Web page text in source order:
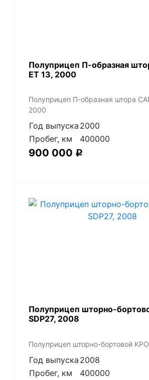
Полуприцеп П-образная
ET 13, 2000
Полуприцеп П-образная штора
2000
Год выпуска 2000
Пробег, км
400000
900 000 Р
Полуприцеп шторно-
SDP27, 2008
Полуприцеп шторно-бортовой
Год выпуска 2008
Пробег, км
400000